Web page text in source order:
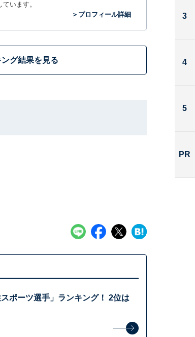
います。
＞プロフィール詳細
グ結果を見る
ポーツ選手」ランキング！ 2位は
3
4
5
PR